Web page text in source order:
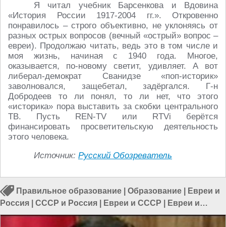
Я читал учебник Барсенкова и Вдовина
«История России 1917-2004 гг.». Откровенно
понравилось – строго объективно, не уклоняясь от
разных острых вопросов (вечный «острый» вопрос –
евреи). Продолжаю читать, ведь это в том числе и
моя жизнь, начиная с 1940 года. Многое,
оказывается, по-новому светит, удивляет. А вот
либерал-демократ Сванидзе «поп-историк»
заволновался, защебетал, задёргался. Г-н
Добродеев то ли понял, то ли нет, что этого
«историка» пора выставить за скобки центрального
ТВ. Пусть REN-TV или RTVi берётся
финансировать просветительскую деятельность
этого человека.
Источник: Русский Обозреватель
Правильное образование Образование
Евреи и
Россия
СССР и Россия Евреи и СССР
Евреи и
русские